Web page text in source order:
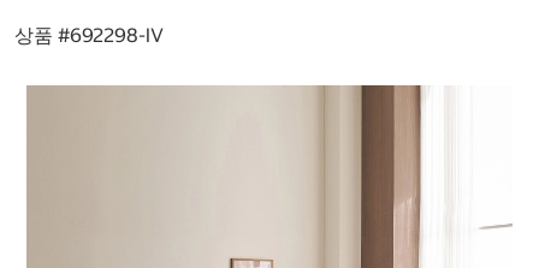
상품 #692298-IV